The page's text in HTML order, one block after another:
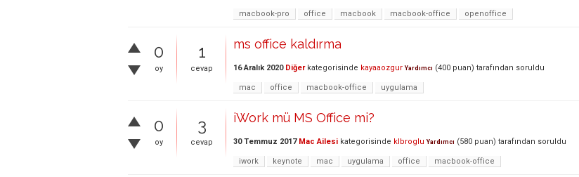
macbook-pro office macbook macbook-office openoffice
0
oy
1
cevap
ms office kaldırma
16 Aralık 2020 Diğerkategorisinde kayaaozgur Yardımcı (400 puan) tarafından soruldu
mac office macbook-office uygulama
0
oy
3
cevap
iWork mü MS Office mi?
30 Temmuz 2017 Mac Ailesi kategorisinde klbroglu Yardımcı (580 puan) tarafından soruldu
iwork keynote mac uygulama office macbook-office